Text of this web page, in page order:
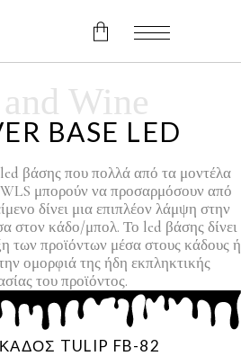
Wine
BASE LED
βάσης που πολλά από τα μοντέλα
μπορούν να προσαρμόσουν από
δίνει μια επιπλέον λάμψη στην
στον κάδο/μπολ. Το led βάσης δίνει
των προϊόντων μέσα στους κάδους ή
ομορφιά της ήδη εκπληκτικής
του προϊόντος.
TULIP FB-82